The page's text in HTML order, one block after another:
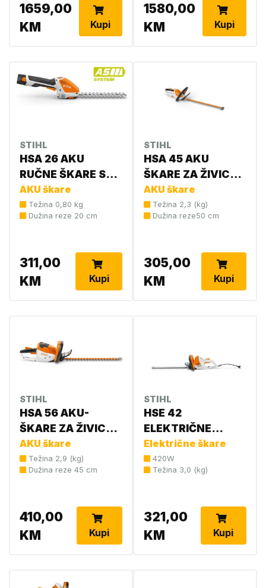
1659,00
KM
Kupi
1580,00
KM
Kupi
STIHL
HSA 26 AKU
RUČNE ŠKARE SET
(AS2+AL1)
HA030113506
AKU škare
Težina 0,80 kg
Dužina reze 20 cm
311,00
KM
Kupi
STIHL
HSA 45 AKU
ŠKARE ZA ŽIVICU
sa int.baterijom
4511 011 3501
AKU škare
Težina 2,3 (kg)
Dužina reze50 cm
305,00
KM
Kupi
STIHL
HSA 56 AKU-
ŠKARE ZA ŽIVICU
4521 011 3500
AKU škare
Težina 2,9 (kg)
Dužina reze 45 cm
410,00
KM
Kupi
STIHL
HSE 42
ELEKTRIČNE
MAKAZE 4818 011
3523
Električne škare
420W
Težina 3,0 (kg)
321,00
KM
Kupi